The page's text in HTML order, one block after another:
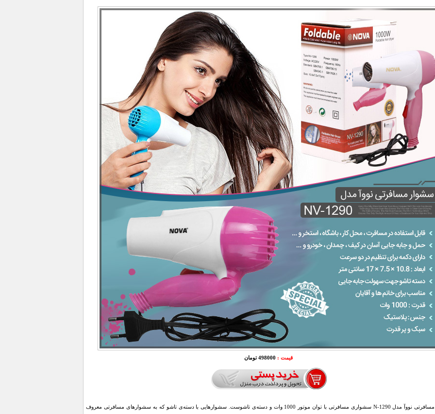
قیمت : 498000 تومان
سشوار مسافرتی نووآ مدل N-1290 سشواری مسافرتی با توان موتور 1000 وات و دسته‌ی تاشوست. سشوارهایی با دسته‌ی تاشو که به سشوارهای مسافرتی معروف